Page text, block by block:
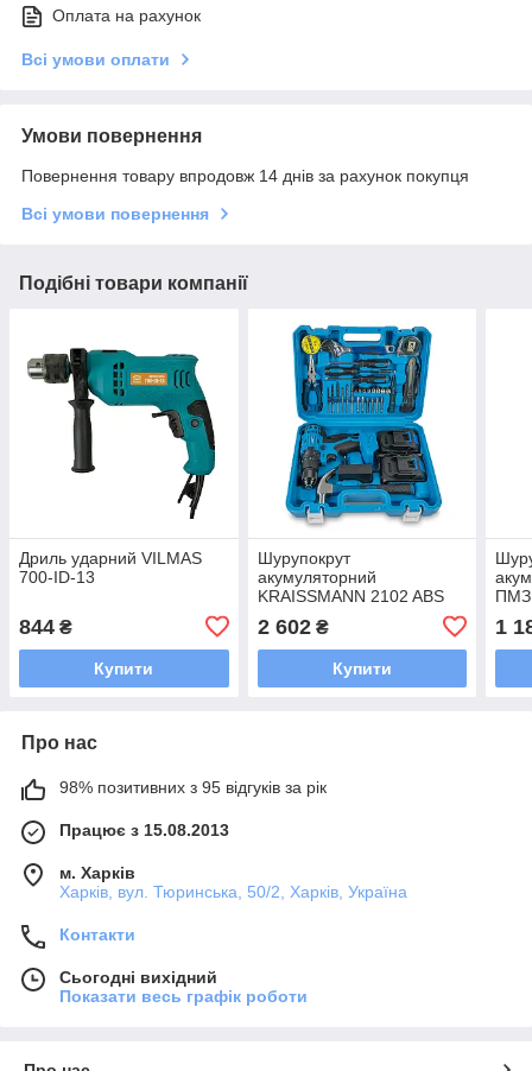
Оплата на рахунок
Всі умови оплати
Умови повернення
Повернення товару впродовж 14 днів за рахунок покупця
Всі умови повернення
Подібні товари компанії
Дриль ударний VILMAS
700-ID-13
844 ₴
Купити
Шурупокрут
акумуляторний
KRAISSMANN 2102 ABS
інструментів)
2 602₴
Купити
ПМЗ
1
Про нас
98% позитивних з 95 відгуків за рік
Працює з 15.08.2013
м. Харків
Харків, вул. Тюринська, 50/2, Харків, Україна
Контакти
Сьогодні вихідний
Показати весь графік роботи